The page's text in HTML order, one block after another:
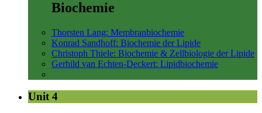
Biochemie
Thorsten Lang: Membranbiochemie
Konrad Sandhoff: Biochemie der Lipide
Christoph Thiele: Biochemie & Zellbiologie der Lipide
Gerhild van Echten-Deckert: Lipidbiochemie
Unit 4